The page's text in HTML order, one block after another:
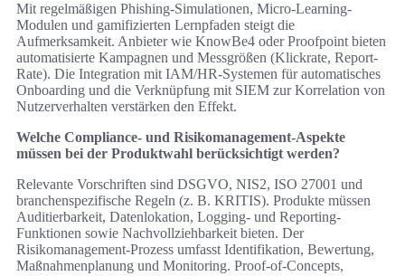
Mit regelmäßigen Phishing-Simulationen, Micro-Learning-
Modulen und gamifizierten Lernpfaden steigt die
Aufmerksamkeit. Anbieter wie KnowBe4 oder Proofpoint bieten
automatisierte Kampagnen und Messgrößen (Klickrate, Report-
Rate). Die Integration mit IAM/HR-Systemen für automatisches
Onboarding und die Verknüpfung mit SIEM zur Korrelation von
Nutzerverhalten verstärken den Effekt.
Welche Compliance- und Risikomanagement-Aspekte
müssen bei der Produktwahl berücksichtigt werden?
Relevante Vorschriften sind DSGVO, NIS2, ISO 27001 und
branchenspezifische Regeln (z. B. KRITIS). Produkte müssen
Auditierbarkeit, Datenlokation, Logging- und Reporting-
Funktionen sowie Nachvollziehbarkeit bieten. Der
Risikomanagement-Prozess umfasst Identifikation, Bewertung,
Maßnahmenplanung und Monitoring. Proof-of-Concepts,